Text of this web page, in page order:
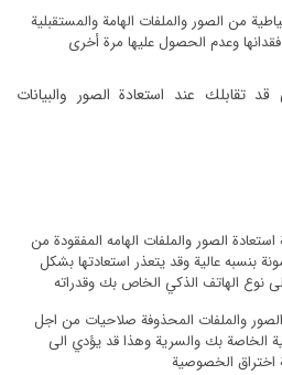
من الصور والملفات الهامة والمستقبلية
وعدم الحصول عليها مرة أخرى
تقابلك عند استعادة الصور والبيانات
الصور والملفات الهامه المفقودة من
بنسبه عالية وقد يتعذر استعادتها بشكل
نوع الهاتف الذكي الخاص بك وقدراته
والملفات المحذوفة صلاحيات من اجل
الخاصة بك والسرية وهذا قد يؤدي الى
اختراق الخصوصية